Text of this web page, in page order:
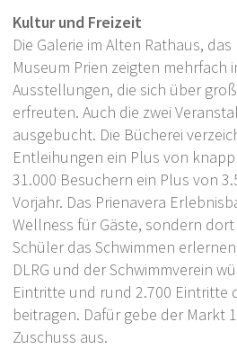
Kultur und Freizeit
Die Galerie im Alten Rathaus,
Museum Prien zeigten mehrfach
Ausstellungen, die sich über
erfreuten. Auch die zwei
ausgebucht. Die Bücherei
Entleihungen ein Plus von
31.000 Besuchern ein Plus von
Vorjahr. Das Prienavera
Wellness für Gäste, sondern
Schüler das Schwimmen
DLRG und der Schwimmverein
Eintritte und rund 2.700 Eintritte
beitragen. Dafür gebe der Markt
Zuschuss aus.